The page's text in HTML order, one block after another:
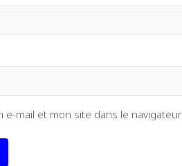
e-mail et mon site dans le